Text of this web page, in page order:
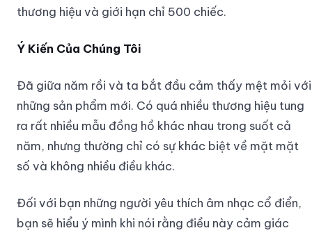
thương hiệu và giới hạn chỉ 500 chiếc.
Ý Kiến Của Chúng Tôi
Đã giữa năm rồi và ta bắt đầu cảm thấy mệt mỏi với
những sản phẩm mới. Có quá nhiều thương hiệu tung
ra rất nhiều mẫu đồng hồ khác nhau trong suốt cả
năm, nhưng thường chỉ có sự khác biệt về mặt mặt
số và không nhiều điều khác.
Đối với bạn những người yêu thích âm nhạc cổ điển,
bạn sẽ hiểu ý mình khi nói rằng điều này cảm giác